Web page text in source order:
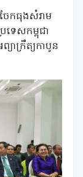
ចែកធុងសំរាម
ទេសកម្ពុជា
យាក្រឹត្យកាបូន